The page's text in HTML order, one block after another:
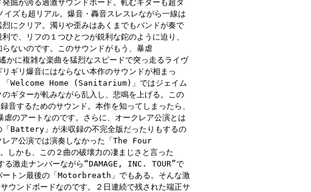
掘が誇る過激サウンドボード。軋むギターも超ダ
ズも超リアル。爆音・轟音スレスレながら一線は
にクリア。濁りや歪みはあくまでもバンドが奏で
で、リフの１つひとつが鋭利な鉈のように迫り、
ないのです。このサウンドがもう、暴虐
かに複雑な楽曲を猛烈なスピードで突っ走るライヴ
ギリ爆音にはならない本作のサウンドが相まっ
「Welcome Home (Sanitarium)」ではジェイム
ギターが軋みながら乱入し、悲鳴を上げる。この
するためのサウンド。本作を知ってしまったら、
のアートなのです。さらに、オークレア公演とは
「Battery」が未収録の不完全版だったりもするの
レア公演では演奏しなかった「The Four
かも、この２曲の破壊力の凄まじさと言った
激走ナンバーながら“DAMAGE, INC. TOUR”で
ートン最後の「Motorbreath」でもある。そんな激
ンドボードなのです。２日連続で残された端正サ